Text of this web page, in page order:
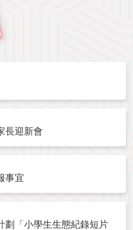
長迎新會
事宜
劃「小學生生態紀錄短片